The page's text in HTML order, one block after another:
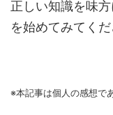
正しい知識を味
を始めてみてくだ
※本記事は個人の感想で